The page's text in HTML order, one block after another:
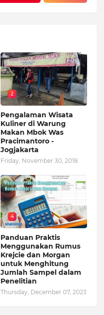
2
Pengalaman Wisata
Kuliner di Warung
Makan Mbok Was
Pracimantoro -
Jogjakarta
Friday, November 30, 2018
4
Panduan Praktis
Menggunakan Rumus
Krejcie dan Morgan
untuk Menghitung
Jumlah Sampel dalam
Penelitian
Thursday, December 07, 2023